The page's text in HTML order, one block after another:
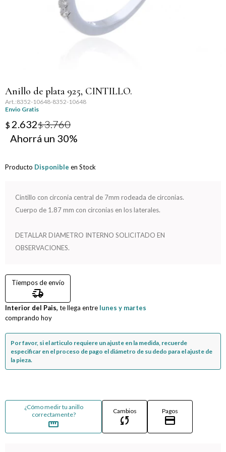
Anillo de plata 925, CINTILLO.
8352-10648-8352-10648
Envio Gratis
$ 2.632$3.760
30
Producto Disponible en Stock
Cintillo con circonia central de 7mm rodeada de circonias.
Cuerpo de 1.87 mm con circonias en los laterales.
DETALLAR DIAMETRO INTERNO SOLICITADO EN
OBSERVACIONES.
Tiempos de envío
delivery_truck_speed
Interior del Pais, te llega entre lunes y martes
comprando hoy
Por favor, si el articulo requiere un ajuste en la medida, recuerde
especificar en el proceso de pago el diámetro de su dedo para el ajuste de
la pieza.
¿Cómo medir tu anillo
correctamente?
straighten
Cambios
sync
Pagos
credit_card
Día de la Mujer
Día del Amigo
Día del Maestro
Día del Padre
Graduación
Nacimiento
Compromiso